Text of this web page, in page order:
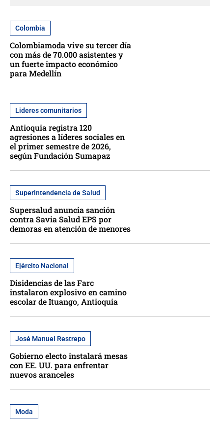
Colombia
Colombiamoda vive su tercer día
con más de 70.000 asistentes y
un fuerte impacto económico
para Medellín
Lideres comunitarios
Antioquia registra 120
agresiones a líderes sociales en
el primer semestre de 2026,
según Fundación Sumapaz
Superintendencia de Salud
Supersalud anuncia sanción
contra Savia Salud EPS por
demoras en atención de menores
Ejército Nacional
Disidencias de las Farc
instalaron explosivo en camino
escolar de Ituango, Antioquia
José Manuel Restrepo
Gobierno electo instalará mesas
con EE. UU. para enfrentar
nuevos aranceles
Moda